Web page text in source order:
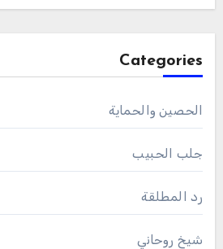
Categories
الحصين والحماية
جلب الحبيب
رد المطلقة
شيخ روحاني